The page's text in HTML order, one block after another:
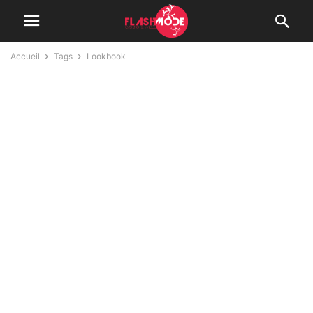
Accueil Tags Lookbook